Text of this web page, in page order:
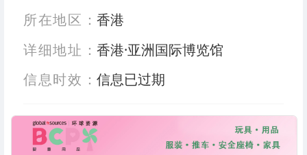
所在地区：香港
详细地址：香港·亚洲国际博览馆
信息时效：信息已过期